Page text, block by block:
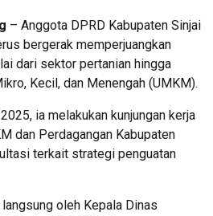
– Anggota DPRD Kabupaten Sinjai
bergerak memperjuangkan
dari sektor pertanian hingga
Kecil, dan Menengah (UMKM).
ia melakukan kunjungan kerja
dan Perdagangan Kabupaten
terkait strategi penguatan
oleh Kepala Dinas